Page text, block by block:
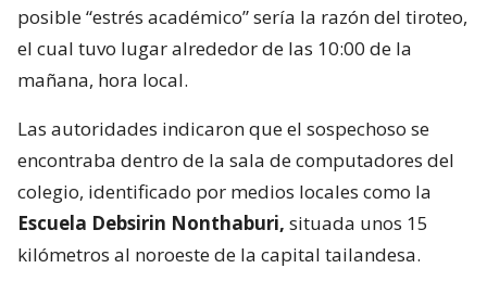
posible “estrés académico” sería la razón del tiroteo,
el cual tuvo lugar alrededor de las 10:00 de la
mañana, hora local.
Las autoridades indicaron que el sospechoso se
encontraba dentro de la sala de computadores del
colegio, identificado por medios locales como la
Escuela Debsirin Nonthaburi, situada unos 15
kilómetros al noroeste de la capital tailandesa.